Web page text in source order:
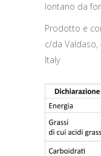
lontano da
Prodotto e
c/da Valdaso,
Italy